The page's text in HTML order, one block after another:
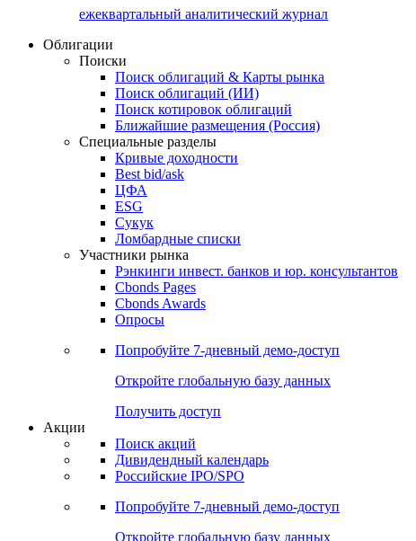
Журнал
Cbonds Review
ежеквартальный аналитический журнал
Облигации
Поиски
Поиск облигаций & Карты рынка
Поиск облигаций (ИИ)
Поиск котировок облигаций
Ближайшие размещения (Россия)
Специальные разделы
Кривые доходности
Best bid/ask
ЦФА
ESG
Сукук
Ломбардные списки
Участники рынка
Рэнкинги инвест. банков и юр. консультантов
Cbonds Pages
Cbonds Awards
Опросы
Попробуйте7-дневный
Откройте глобальную базу данных
Получить доступ
Акции
Поиск акций
Дивидендный календарь
Российские IPO/SPO